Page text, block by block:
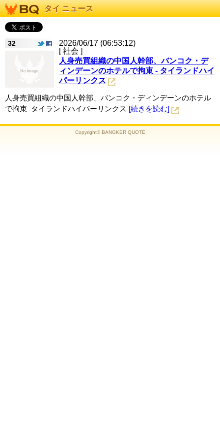
タイ ニュース
32
2026/06/17 (06:53:12)
[ 社会 ]
人身売買組織の中国人幹部、バンコク・デ
ィンデーンのホテルで拘束 - タイランドハイ
パーリンクス
人身売買組織の中国人幹部、バンコク・ディンデーンのホテル
で拘束 タイランドハイパーリンクス [続きを読む]
Copyright© BANGKER QUOTE